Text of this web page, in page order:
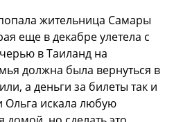
жительница Самары
еще в декабре улетела с
в Таиланд на
должна была вернуться в
а деньги за билеты так и
Ольга искала любую